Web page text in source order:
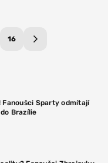
16
Fanoušci Sparty odmítají
Brazílie